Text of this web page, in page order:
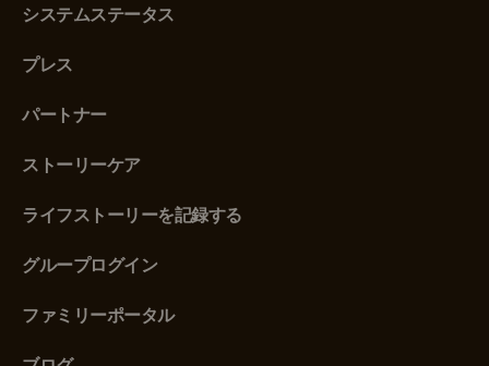
システムステータス
プレス
パートナー
ストーリーケア
ライフストーリーを記録する
グループログイン
ファミリーポータル